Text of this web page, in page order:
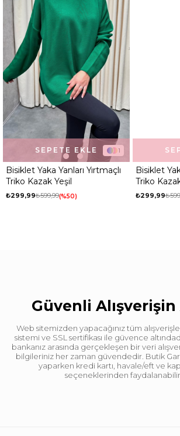
1
Bisiklet Yaka Yanları Yırtmaçlı
Triko Kazak Yeşil
₺299,99₺599,99 %50
SEPETE EKLE
Bisiklet
Triko
₺299,99
Güvenli
Web sitemizden yapacağınız tüm
sistemi ve SSL sertifikası ile güvence
bankanız arasında gerçekleşen bir veri
bilgileriniz her zaman güvendedir. Butik
yaparken kredi kartı, havale/eft ve
seçeneklerinden